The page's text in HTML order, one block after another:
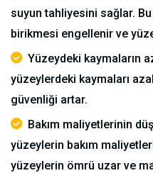
suyun tahliyesini sağlar.
birikmesi engellenir ve
Yüzeydeki kaymaların
yüzeylerdeki kaymaları
güvenliği artar.
Bakım maliyetlerinin
yüzeylerin bakım
yüzeylerin ömrü uzar ve